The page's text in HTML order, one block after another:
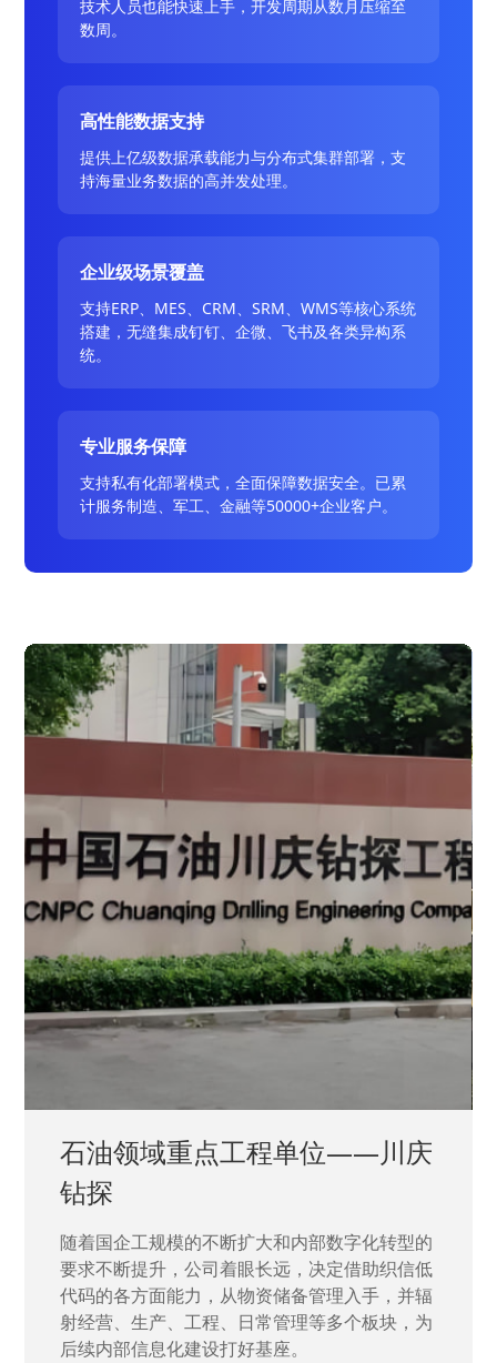
技术人员也能快速上手，开发周期从数月压缩至
数周。
高性能数据支持
提供上亿级数据承载能力与分布式集群部署，支
持海量业务数据的高并发处理。
企业级场景覆盖
支持ERP、MES、CRM、SRM、WMS等核心系统
搭建，无缝集成钉钉、企微、飞书及各类异构系
统。
专业服务保障
支持私有化部署模式，全面保障数据安全。已累
计服务制造、军工、金融等50000+企业客户。
石油领域重点工程单位——川庆
钻探
随着国企工规模的不断扩大和内部数字化转型的
要求不断提升，公司着眼长远，决定借助织信低
代码的各方面能力，从物资储备管理入手，并辐
射经营、生产、工程、日常管理等多个板块，为
后续内部信息化建设打好基座。